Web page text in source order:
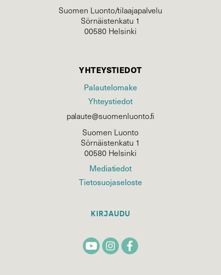
Suomen Luonto/tilaajapalvelu
Sörnäistenkatu 1
00580 Helsinki
YHTEYSTIEDOT
Palautelomake
Yhteystiedot
palaute@suomenluonto.fi
Suomen Luonto
Sörnäistenkatu 1
00580 Helsinki
Mediatiedot
Tietosuojaseloste
KIRJAUDU